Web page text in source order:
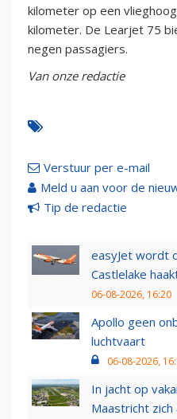
kilometer op een
kilometer. De Learjet 75
negen passagiers.
Van onze redactie
Verstuur per e-mail
Meld u aan voor de
Tip de redactie
easyJet wordt
Castlelake
06-08-2026, 16:20
Apollo geen
luchtvaart
06-08-2026,
In jacht op
Maastricht zich